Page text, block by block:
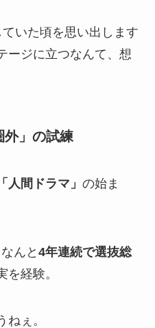
いた頃を思い出します
ージに立つなんて、想
外」の試練
人間ドラマ」 の始ま
んと 4年連続で選抜総
を経験。
ねぇ。